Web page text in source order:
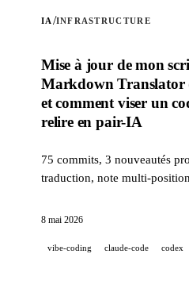
IA /INFRASTRUCTURE
Mise à jour de mon
Markdown Translator
et comment viser un
relire en pair-IA
75 commits, 3 nouveautés
traduction, note multi-
PR assistée IA) pour viser un
8 mai 2026
vibe-coding claude-code codex